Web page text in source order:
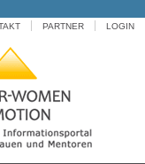
LOGIN
PARTNER